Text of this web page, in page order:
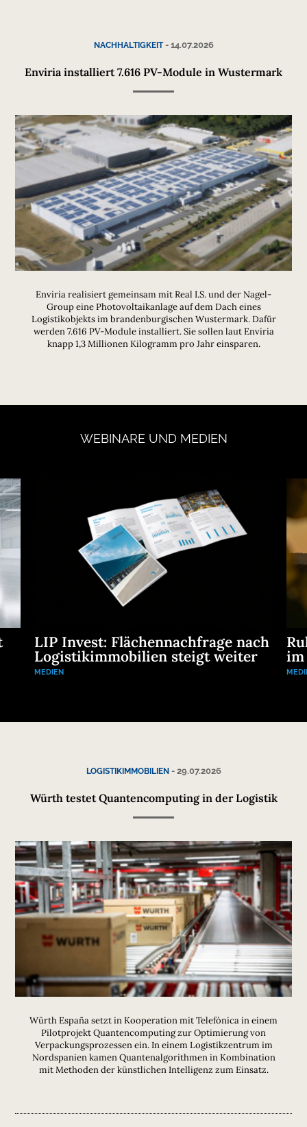
NACHHALTIGKEIT- 14.07.2026
Enviria installiert 7.616 PV-Module in Wustermark
Enviria realisiert gemeinsam mit Real I.S. und der Nagel-
Group eine Photovoltaikanlage auf dem Dach eines
Logistikobjekts im brandenburgischen Wustermark. Dafür
werden 7.616 PV-Module installiert. Sie sollen laut Enviria
knapp 1,3 Millionen Kilogramm pro Jahr einsparen.
WEBINARE UND MEDIEN
LIP Invest: Flächennachfrage nach
Logistikimmobilien steigt weiter
MEDIEN
im
LOGISTIKIMMOBILIEN- 29.07.2026
Würth testet Quantencomputing in der Logistik
Würth España setzt in Kooperation mit Telefónica in einem
Pilotprojekt Quantencomputing zur Optimierung von
Verpackungsprozessen ein. In einem Logistikzentrum im
Nordspanien kamen Quantenalgorithmen in Kombination
mit Methoden der künstlichen Intelligenz zum Einsatz.